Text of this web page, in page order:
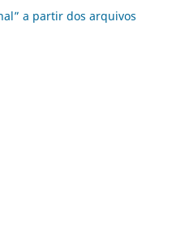
a partir dos arquivos